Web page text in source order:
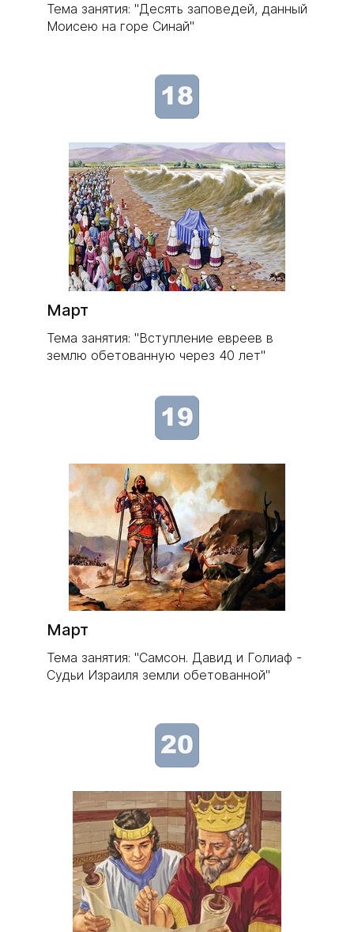
Тема занятия: "Десять заповедей, данный
Моисею на горе Синай"
​Март
Тема занятия: "Вступление евреев в
землю обетованную через 40 лет"
Март
Тема занятия: "Самсон. Давид и Голиаф -
Судьи Израиля земли обетованной"